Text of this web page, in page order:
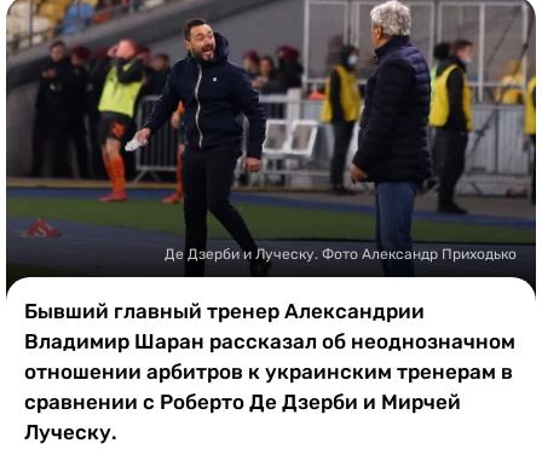
ЛЕ
ЧЕ-2028
Букмекеры
Де Дзерби и Луческу. Фото Александр Приходько
Бывший главный тренер Александрии
Владимир Шаран рассказал об неоднозначном
отношении арбитров к украинским тренерам в
сравнении с Роберто Де Дзерби и Мирчей
Луческу.